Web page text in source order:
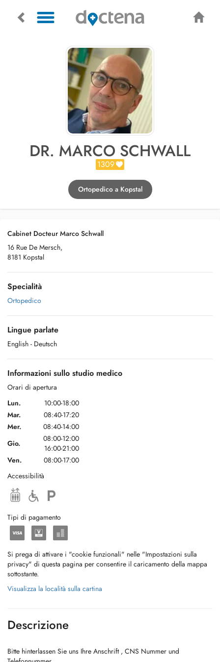
DR. MARCO SCHWALL
1309
Ortopedico a Kopstal
Cabinet Docteur Marco Schwall
16 Rue De Mersch,
8181 Kopstal
Specialità
Ortopedico
Lingue parlate
English - Deutsch
Informazioni sullo studio medico
Orari di apertura
Lun.
10:00-18:00
Mar.
08:40-17:20
Mer.
08:40-14:00
Gio.
08:00-12:00
16:00-21:00
Ven.
08:00-17:00
Accessibilità
Tipi di pagamento
Si prega di attivare i "cookie funzionali" nelle "Impostazioni sulla
privacy" di questa pagina per consentire il caricamento della mappa
sottostante.
Visualizza la località sulla cartina
Descrizione
Bitte hinterlassen Sie uns Ihre Anschrift , CNS Nummer und